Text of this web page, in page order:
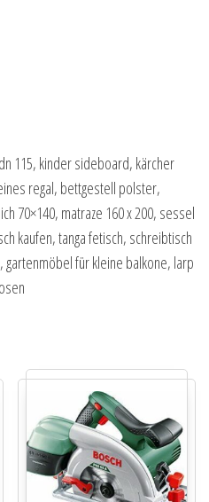
115, kinder sideboard, kärcher
regal, bettgestell polster,
70×140, matraze 160 x 200, sessel
kaufen, tanga fetisch, schreibtisch
für kleine balkone, larp